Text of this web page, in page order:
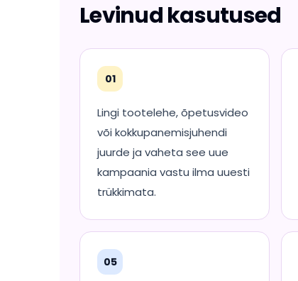
Levinud kasutused
01
Lingi tootelehe, õpetusvideo
või kokkupanemisjuhendi
juurde ja vaheta see uue
kampaania vastu ilma uuesti
trükkimata.
05